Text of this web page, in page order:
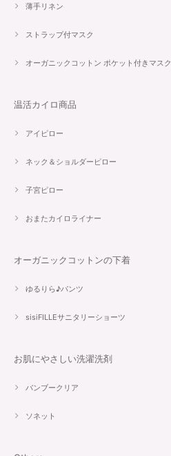
薄手リネン
ストラップ付マスク
オーガニックコットン ポケット付きマスク
温活カイロ商品
アイピロー
ネック＆ショルダーピロー
子宮ピロー
おまたカイロライナー
オーガニックコットンの下着
ゆるりら♪パンツ
sisiFILLEサニタリーショーツ
お肌にやさしい洗濯洗剤
バンブークリア
ソネット